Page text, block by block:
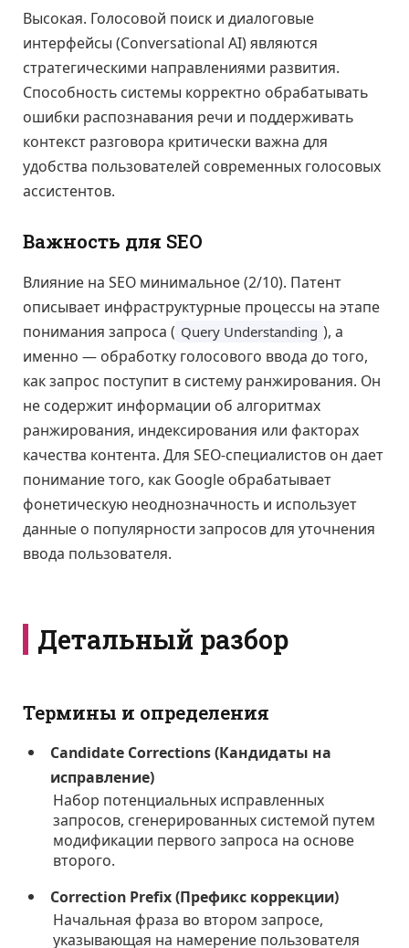
Высокая. Голосовой поиск и диалоговые
интерфейсы (Conversational AI) являются
стратегическими направлениями развития.
Способность системы корректно обрабатывать
ошибки распознавания речи и поддерживать
контекст разговора критически важна для
удобства пользователей современных голосовых
ассистентов.
Важность для SEO
Влияние на SEO минимальное (2/10). Патент
описывает инфраструктурные процессы на этапе
понимания запроса ( Query Understanding ), а
именно — обработку голосового ввода до того,
как запрос поступит в систему ранжирования. Он
не содержит информации об алгоритмах
ранжирования, индексирования или факторах
качества контента. Для SEO-специалистов он дает
понимание того, как Google обрабатывает
фонетическую неоднозначность и использует
данные о популярности запросов для уточнения
ввода пользователя.
Детальный разбор
Термины и определения
Candidate Corrections (Кандидаты на
исправление)
Набор потенциальных исправленных
запросов, сгенерированных системой путем
модификации первого запроса на основе
второго.
Correction Prefix (Префикс коррекции)
Начальная фраза во втором запросе,
указывающая на намерение пользователя